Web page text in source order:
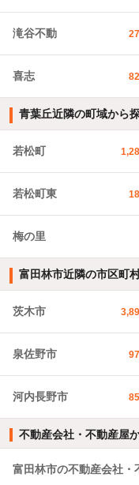
滝谷不動
喜志
青葉丘近隣の町域から
若松町
若松町東
梅の里
富田林市近隣の市区町
茨木市
泉佐野市
河内長野市
不動産会社・不動産屋
富田林市の不動産会社・